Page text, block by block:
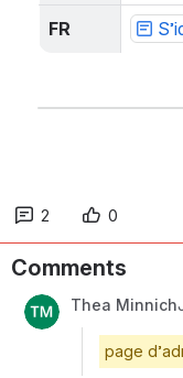
FR
2 0
Comments
Thea Minnich
page